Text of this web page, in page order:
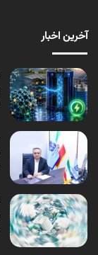
آخرین اخبار